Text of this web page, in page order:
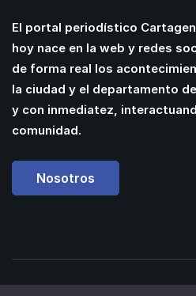
El portal periodístico
hoy nace en la web y redes
de forma real los
la ciudad y el departamento
y con inmediatez,
comunidad.
Nosotros